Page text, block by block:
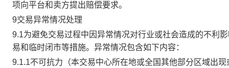
项向平台和卖方提出赔偿要求。
9交易异常情况处理
9.1为避免交易过程中因异常情况对行业或社会造成的不利
易和临时闭市等措施。异常情况包含如下内容：
9.1.1不可抗力（本交易中心所在地或全国其他部分区域出